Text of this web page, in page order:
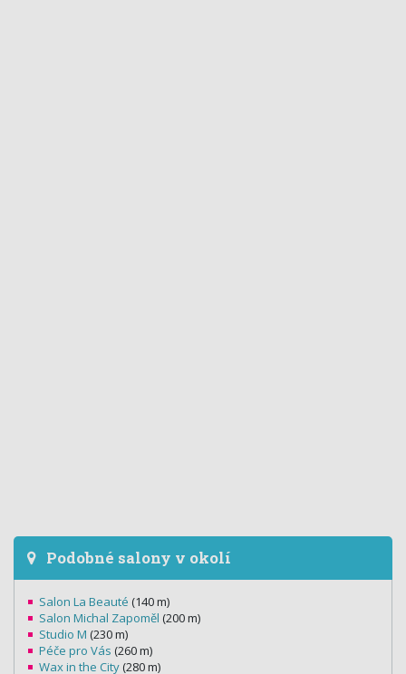
Podobné salony v okolí
Salon La Beauté (140 m)
Salon Michal Zapoměl (200 m)
Studio M (230 m)
Péče pro Vás (260 m)
Wax in the City (280 m)